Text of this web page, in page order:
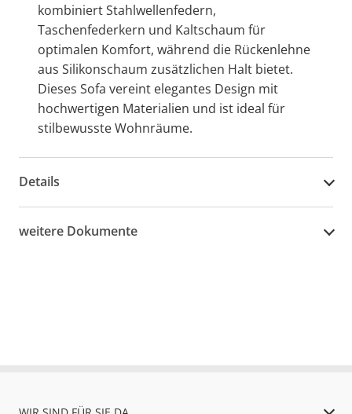
kombiniert Stahlwellenfedern,
Taschenfederkern und Kaltschaum für
optimalen Komfort, während die Rückenlehne
aus Silikonschaum zusätzlichen Halt bietet.
Dieses Sofa vereint elegantes Design mit
hochwertigen Materialien und ist ideal für
stilbewusste Wohnräume.
Details
weitere Dokumente